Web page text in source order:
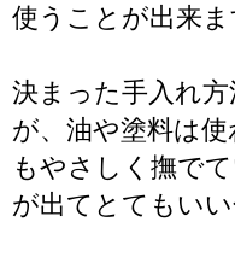
使うことが出来ま
決まった手入れ
が、油や塗料は
もやさしく撫で
が出てとてもい